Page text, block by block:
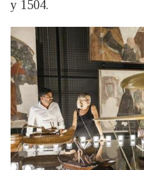
y 1504.